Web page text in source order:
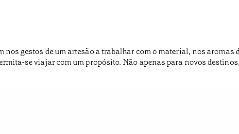
gestos de um artesão a trabalhar com o material, nos
se viajar com um propósito. Não apenas para novos